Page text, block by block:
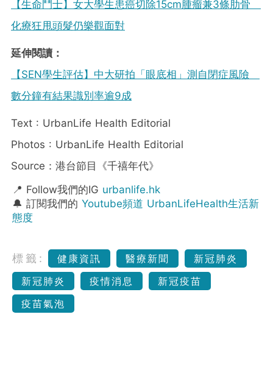
【生命鬥士】女大學生患癌切除15cm腫瘤兼3條肋骨
化療狂甩頭髮仍樂觀面對
延伸閱讀：
【SEN學生評估】中大研拍「眼底相」測自閉症風險
數分鐘有結果識別率逾9成
Text : UrbanLife Health Editorial
Photos : UrbanLife Health Editorial
Source：港台節目《千禧年代》
📍 Follow我們的IG urbanlife.hk
🔔 訂閱我們的 Youtube頻道 UrbanLifeHealth生活新
態度
標籤: 健康資訊 醫療新聞
新冠肺炎
新冠肺炎
疫情消息
新冠疫苗
疫苗氣泡